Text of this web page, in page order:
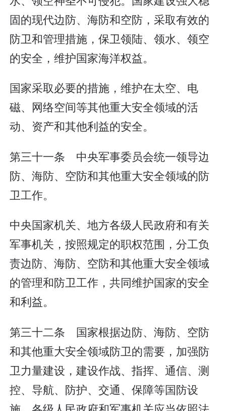
固的现代边防、海防和空防，采取有效的
防卫和管理措施，保卫领陆、领水、领空
的安全，维护国家海洋权益。
国家采取必要的措施，维护在太空、电
磁、网络空间等其他重大安全领域的活
动、资产和其他利益的安全。
第三十一条 中央军事委员会统一领导边
防、海防、空防和其他重大安全领域的防
卫工作。
中央国家机关、地方各级人民政府和有关
军事机关，按照规定的职权范围，分工负
责边防、海防、空防和其他重大安全领域
的管理和防卫工作，共同维护国家的安全
和利益。
第三十二条 国家根据边防、海防、空防
和其他重大安全领域防卫的需要，加强防
卫力量建设，建设作战、指挥、通信、测
控、导航、防护、交通、保障等国防设